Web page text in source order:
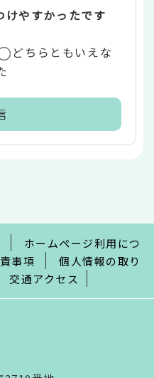
けやすかったです
どちらともいえな
ホームページ利用につ
事項
個人情報の取り
交通アクセス